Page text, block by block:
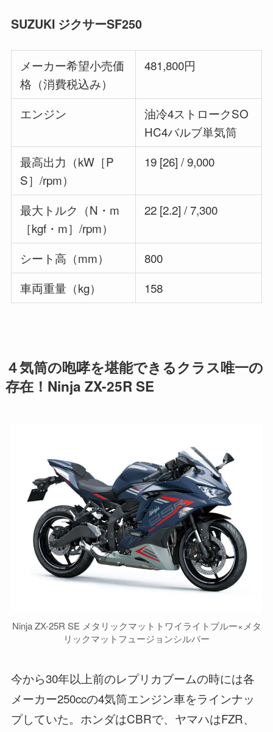
SUZUKI ジクサーSF250
メーカー希望小売価
格（消費税込み）
481,800円
エンジン
油冷4ストロークSO
HC4バルブ単気筒
最高出力（kW［P
S］/rpm）
19 [26] / 9,000
最大トルク（N・m
［kgf・m］/rpm）
22 [2.2] / 7,300
シート高（mm）
800
車両重量（kg）
158
４気筒の咆哮を堪能できるクラス唯一の
存在！Ninja ZX-25R SE
Ninja ZX-25R SE メタリックマットトワイライトブルー×メタ
リックマットフュージョンシルバー
今から30年以上前のレプリカブームの時には各
メーカー250ccの4気筒エンジン車をラインナッ
プしていた。ホンダはCBRで、ヤマハはFZR、